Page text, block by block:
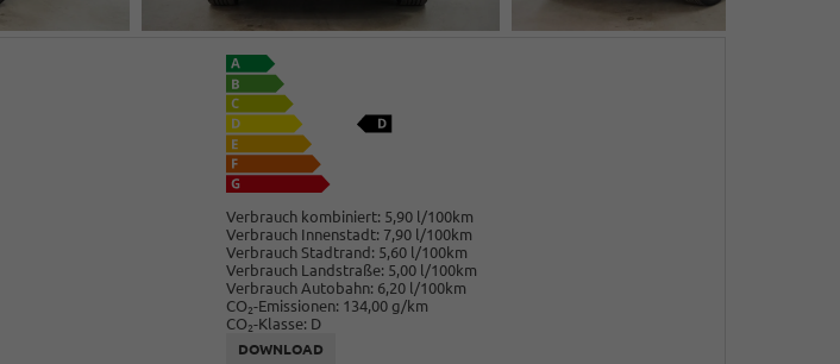
Verbrauch kombiniert: 5,90 l/100km
Verbrauch Innenstadt: 7,90 l/100km
Verbrauch Stadtrand: 5,60 l/100km
Verbrauch Landstraße: 5,00 l/100km
Verbrauch Autobahn: 6,20 l/100km
CO2-Emissionen: 134,00 g/km
CO2-Klasse: D
DOWNLOAD